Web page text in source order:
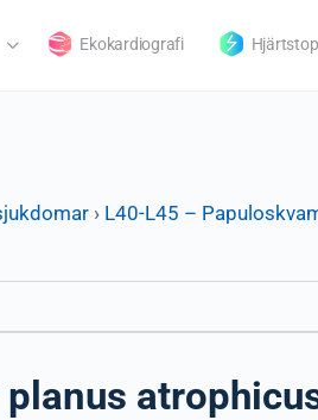
Ekokardiografi
› L40-L45 –